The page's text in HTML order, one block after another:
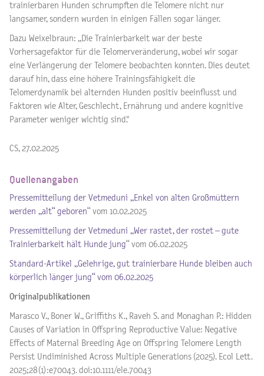
trainierbaren Hunden schrumpften die Telomere nicht nur
langsamer, sondern wurden in einigen Fällen sogar länger.
Dazu Weixelbraun: „Die Trainierbarkeit war der beste
Vorhersagefaktor für die Telomerveränderung, wobei wir sogar
eine Verlängerung der Telomere beobachten konnten. Dies deutet
darauf hin, dass eine höhere Trainingsfähigkeit die
Telomerdynamik bei alternden Hunden positiv beeinflusst und
Faktoren wie Alter, Geschlecht, Ernährung und andere kognitive
Parameter weniger wichtig sind."
CS, 27.02.2025
Quellenangaben
Pressemitteilung der Vetmeduni „Enkel von alten Großmüttern
werden „alt“ geboren“ vom 10.02.2025
Pressemitteilung der Vetmeduni „Wer rastet, der rostet – gute
Trainierbarkeit hält Hunde jung“ vom 06.02.2025
Standard-Artikel „Gelehrige, gut trainierbare Hunde bleiben auch
körperlich länger jung“ vom 06.02.2025
Originalpublikationen
Marasco V., Boner W., Griffiths K., Raveh S. and Monaghan P.: Hidden
Causes of Variation in Offspring Reproductive Value: Negative
Effects of Maternal Breeding Age on Offspring Telomere Length
Persist Undiminished Across Multiple Generations (2025). Ecol Lett.
2025;28(1):e70043. doi:10.1111/ele.70043